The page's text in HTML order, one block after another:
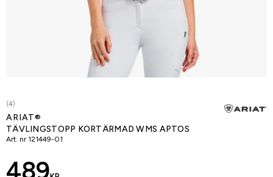
(4)
ARIAT®
TÄVLINGSTOPP KORTÄRMAD WMS APTOS
Art. nr 121449-01
489